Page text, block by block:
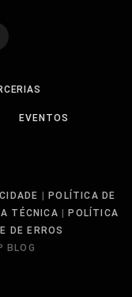
EVENTOS
POLÍTICA DE
TÉCNICA
POLÍTICA
DE ERROS
BLOG